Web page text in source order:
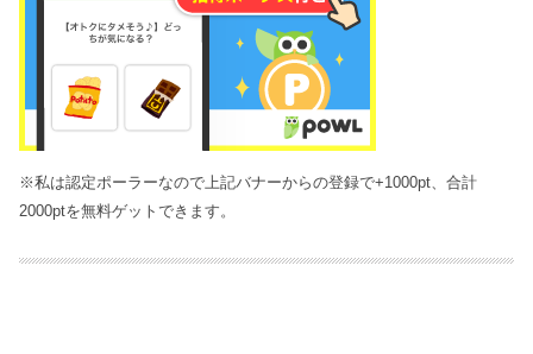
※私は認定ポーラーなので上記バナーからの登録で+1000pt、合計
2000ptを無料ゲットできます。